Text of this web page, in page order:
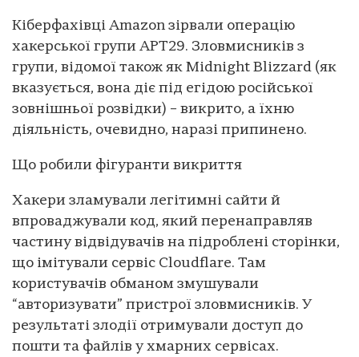
Кіберфахівці Amazon зірвали операцію
хакерської групи APT29. Зловмисників з
групи, відомої також як Midnight Blizzard (як
вказується, вона діє під егідою російської
зовнішньої розвідки) – викрито, а їхню
діяльність, очевидно, наразі припинено.
Що робили фігуранти викриття
Хакери зламували легітимні сайти й
впроваджували код, який перенаправляв
частину відвідувачів на підроблені сторінки,
що імітували сервіс Cloudflare. Там
користувачів обманом змушували
“авторизувати” пристрої зловмисників. У
результаті злодії отримували доступ до
пошти та файлів у хмарних сервісах.